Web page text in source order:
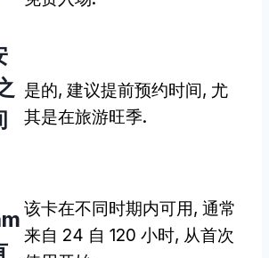
是的, 建议提前预约时间, 尤
其是在旅游旺季.
该卡在不同时期内可用, 通常
来自 24 自 120 小时, 从首次